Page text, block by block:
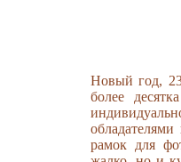
Новый год,
более
рамок для